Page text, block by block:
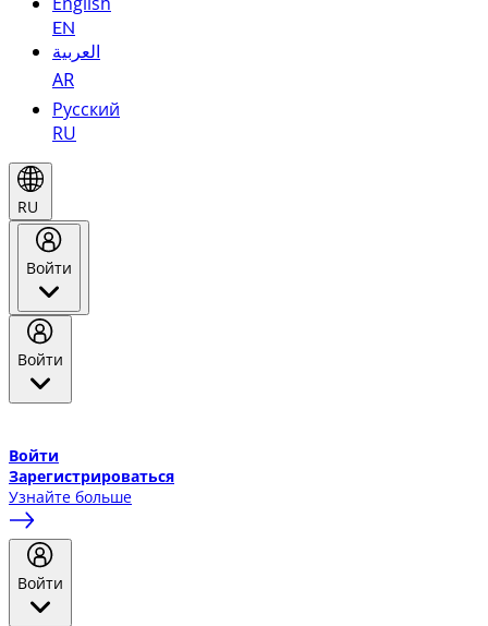
EN
العربية
AR
Русский
RU
RU
Войти
Войти
Войти
Зарегистрироваться
Узнайте больше
Войти